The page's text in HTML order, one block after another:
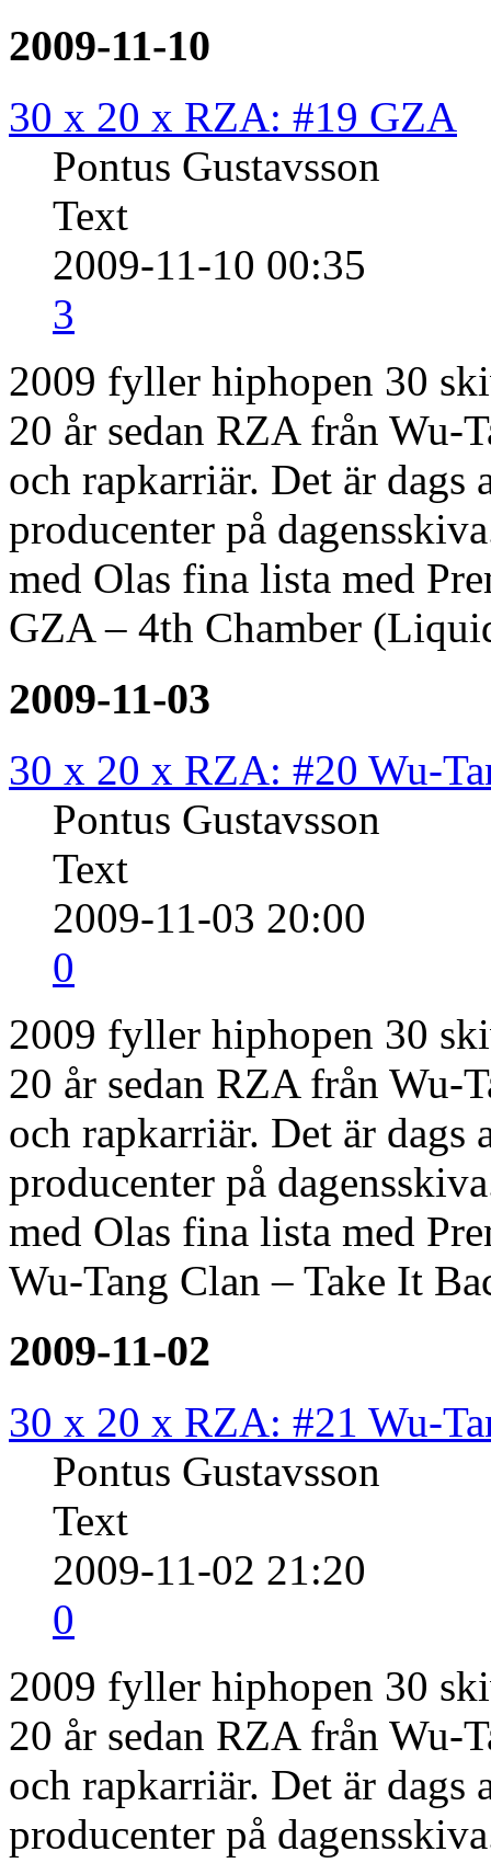
2009-11-10
30 x 20 x RZA: #19 GZA
Pontus Gustavsson
Text
2009-11-10 00:35
3
2009 fyller hiphopen 30
20 år sedan RZA från Wu-
och rapkarriär. Det är
producenter på
med Olas fina lista med
GZA – 4th Chamber
2009-11-03
30 x 20 x RZA: #20 Wu-
Pontus Gustavsson
Text
2009-11-03 20:00
0
2009 fyller hiphopen 30
20 år sedan RZA från Wu-
och rapkarriär. Det är
producenter på
med Olas fina lista med
Wu-Tang Clan – Take It
2009-11-02
30 x 20 x RZA: #21 Wu-
Pontus Gustavsson
Text
2009-11-02 21:20
0
2009 fyller hiphopen 30
20 år sedan RZA från Wu-
och rapkarriär. Det är
producenter på